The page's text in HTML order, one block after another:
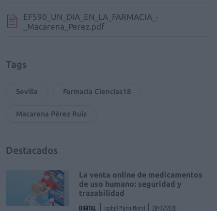
EF590_UN_DIA_EN_LA_FARMACIA_-
_Macarena_Perez.pdf
Tags
Sevilla Farmacia Ciencias18
Macarena Pérez Ruiz
Destacados
La venta online de medicamentos
de uso humano: seguridad y
trazabilidad
DIGITAL Isabel Marín Moral 28/07/2026